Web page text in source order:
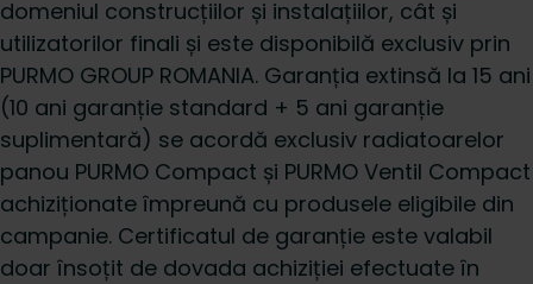
domeniul construcțiilor și instalațiilor, cât și
utilizatorilor finali și este disponibilă exclusiv prin
PURMO GROUP ROMANIA. Garanția extinsă la 15 ani
(10 ani garanție standard + 5 ani garanție
suplimentară) se acordă exclusiv radiatoarelor
panou PURMO Compact și PURMO Ventil Compact
achiziționate împreună cu produsele eligibile din
campanie. Certificatul de garanție este valabil
doar însoțit de dovada achiziției efectuate în